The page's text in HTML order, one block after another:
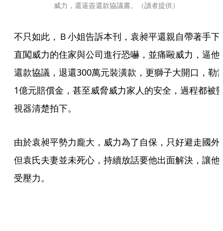
威力，還逼簽還款協議書。（讀者提供）
不只如此，Ｂ小姐告訴本刊，袁昶平還親自帶著手下
直闖威力的住家與公司進行恐嚇，並痛毆威力，逼他
還款協議，退還300萬元裝潢款，更獅子大開口，勒
1億元賠償金，甚至威脅威力家人的安全，過程都被
視器清楚拍下。
由於袁昶平勢力龐大，威力為了自保，只好避走國外
但袁氏夫妻並未死心，持續放話要他出面解決，讓他
受壓力。